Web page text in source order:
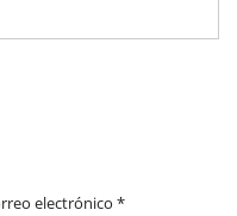
electrónico *